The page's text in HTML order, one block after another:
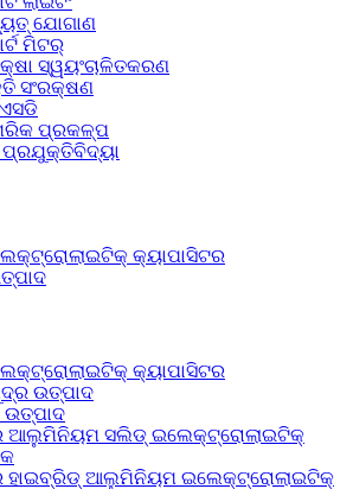
ଯୋଗାଣ
ମିଟର୍
ସ୍ୱୟଂଚାଳିତକରଣ
ସଂରକ୍ଷଣ
ପ୍ରକଳ୍ପ
ପ୍ରଯୁକ୍ତିବିଦ୍ୟା
କ୍ୟାପାସିଟର
କ୍ୟାପାସିଟର
ଉତ୍ପାଦ
ଆଲୁମିନିୟମ ସଲିଡ୍ ଇଲେକ୍ଟ୍ରୋଲାଇଟିକ୍
ହାଇବ୍ରିଡ୍ ଆଲୁମିନିୟମ ଇଲେକ୍ଟ୍ରୋଲାଇଟିକ୍